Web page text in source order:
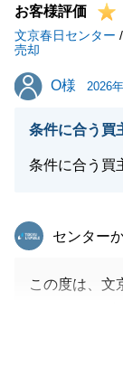
お祈り申し上
今後も不動産
ましたら、い
私共々、今後
お客様評価
文京春日センター
売却
O様
O様 2026
条件に合う買
条件に合う買
東急リバブ
センター
この度は、文